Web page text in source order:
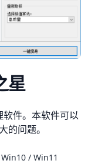
星
件。本软件可以
的问题。
/ Win11